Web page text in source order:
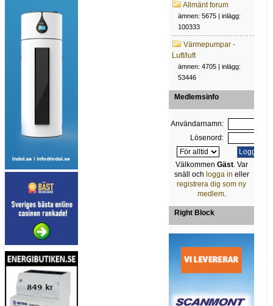
Allmänt forum
ämnen: 5675 | inlägg:
100333
Värmepumpar -
Luft/luft
ämnen: 4705 | inlägg:
53446
Medlemsinfo
Användarnamn:
Lösenord:
Välkommen Gäst. Var
snäll och logga in eller
registrera dig som ny
medlem.
Right Block